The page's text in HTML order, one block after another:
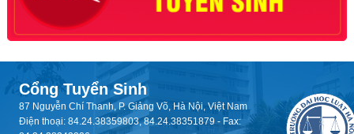
Cổng Tuyển Sinh
87 Nguyễn Chí Thanh, P. Giảng Võ, Hà Nội, Việt Nam
Điện thoại: 84.24.38359803, 84.24.38351879 - Fax: